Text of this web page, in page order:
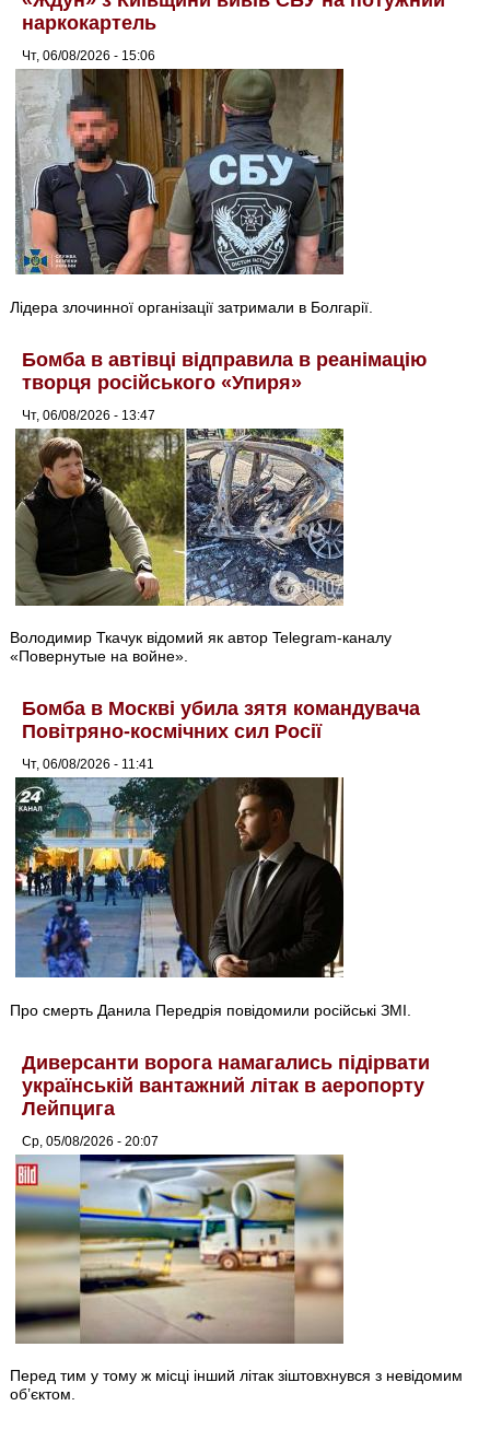
наркокартель
Чт, 06/08/2026 - 15:06
Лідера злочинної організації затримали в Болгарії.
Бомба в автівці відправила в реанімацію
творця російського «Упиря»
Чт, 06/08/2026 - 13:47
Володимир Ткачук відомий як автор Telegram-каналу
«Повернутые на войне».
Бомба в Москві убила зятя командувача
Повітряно-космічних сил Росії
Чт, 06/08/2026 - 11:41
Про смерть Данила Передрія повідомили російські ЗМІ.
Диверсанти ворога намагались підірвати
українській вантажний літак в аеропорту
Лейпцига
Ср, 05/08/2026 - 20:07
Перед тим у тому ж місці інший літак зіштовхнувся з невідомим
об’єктом.